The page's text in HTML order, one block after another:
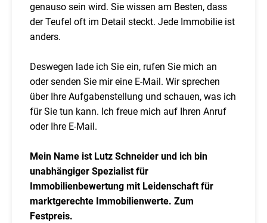
genauso sein wird. Sie wissen am Besten, dass
der Teufel oft im Detail steckt. Jede Immobilie ist
anders.
Deswegen lade ich Sie ein, rufen Sie mich an
oder senden Sie mir eine E-Mail. Wir sprechen
über Ihre Aufgabenstellung und schauen, was ich
für Sie tun kann. Ich freue mich auf Ihren Anruf
oder Ihre E-Mail.
Mein Name ist Lutz Schneider und ich bin
unabhängiger Spezialist für
Immobilienbewertung mit Leidenschaft für
marktgerechte Immobilienwerte. Zum
Festpreis.